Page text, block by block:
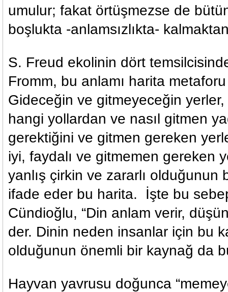
umulur; fakat örtüşmezse de
boşlukta -anlamsızlıkta-
S. Freud ekolinin dört
Fromm, bu anlamı harita
Gideceğin ve gitmeyeceğin yerler,
hangi yollardan ve nasıl gitmen
gerektiğini ve gitmen gereken
iyi, faydalı ve gitmemen gereken
yanlış çirkin ve zararlı olduğunun
ifade eder bu harita. İşte bu
Cündioğlu, “Din anlam verir,
der. Dinin neden insanlar için bu
olduğunun önemli bir kaynağ da
Hayvan yavrusu doğunca